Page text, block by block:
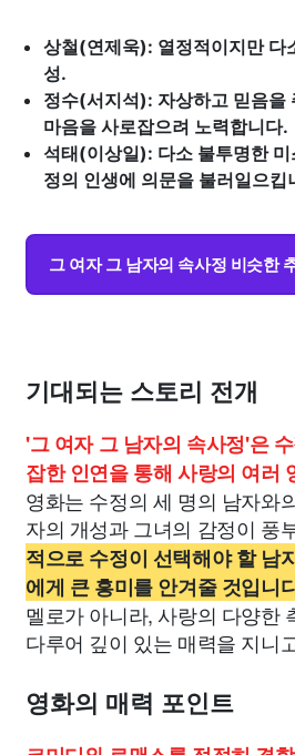
상철(연제욱): 열정적이지만 다
성.
정수(서지석): 자상하고 믿음을
마음을 사로잡으려 노력합니다.
석태(이상일): 다소 불투명한
정의 인생에 의문을 불러일으킵
그 여자 그 남자의 속사정 비슷한
기대되는 스토리 전개
'그 여자 그 남자의 속사정'은
잡한 인연을 통해 사랑의 여러
영화는 수정의 세 명의 남자와
자의 개성과 그녀의 감정이 풍
적으로 수정이 선택해야 할 남
에게 큰 흥미를 안겨줄 것입니
멜로가 아니라, 사랑의 다양한
다루어 깊이 있는 매력을 지니
영화의 매력 포인트